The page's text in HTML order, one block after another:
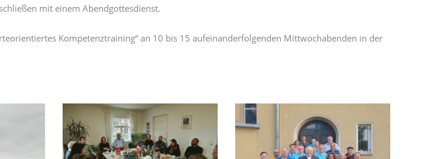
mit einem Abendgottesdienst.
Kompetenztraining“ an 10 bis 15 aufeinanderfolgenden Mittwochabenden in der